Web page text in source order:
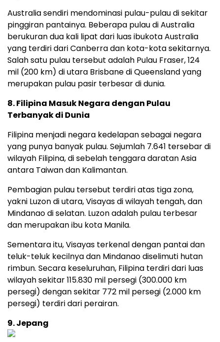
Australia sendiri mendominasi pulau-pulau di sekitar
pinggiran pantainya. Beberapa pulau di Australia
berukuran dua kali lipat dari luas ibukota Australia
yang terdiri dari Canberra dan kota-kota sekitarnya.
Salah satu pulau tersebut adalah Pulau Fraser, 124
mil (200 km) di utara Brisbane di Queensland yang
merupakan pulau pasir terbesar di dunia.
8. Filipina Masuk Negara dengan Pulau
Terbanyak di Dunia
Filipina menjadi negara kedelapan sebagai negara
yang punya banyak pulau. Sejumlah 7.641 tersebar di
wilayah Filipina, di sebelah tenggara daratan Asia
antara Taiwan dan Kalimantan.
Pembagian pulau tersebut terdiri atas tiga zona,
yakni Luzon di utara, Visayas di wilayah tengah, dan
Mindanao di selatan. Luzon adalah pulau terbesar
dan merupakan ibu kota Manila.
Sementara itu, Visayas terkenal dengan pantai dan
teluk-teluk kecilnya dan Mindanao diselimuti hutan
rimbun. Secara keseluruhan, Filipina terdiri dari luas
wilayah sekitar 115.830 mil persegi (300.000 km
persegi) dengan sekitar 772 mil persegi (2.000 km
persegi) terdiri dari perairan.
9. Jepang